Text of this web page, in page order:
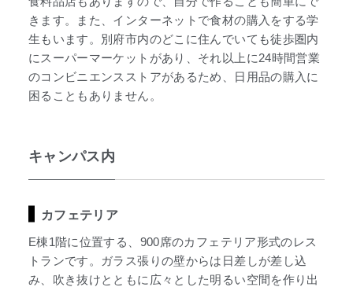
きます。また、インターネットで食材の購入をする学
生もいます。別府市内のどこに住んでいても徒歩圏内
にスーパーマーケットがあり、それ以上に24時間営業
のコンビニエンスストアがあるため、日用品の購入に
困ることもありません。
キャンパス内
カフェテリア
E棟1階に位置する、900席のカフェテリア形式のレス
トランです。ガラス張りの壁からは日差しが差し込
み、吹き抜けとともに広々とした明るい空間を作り出